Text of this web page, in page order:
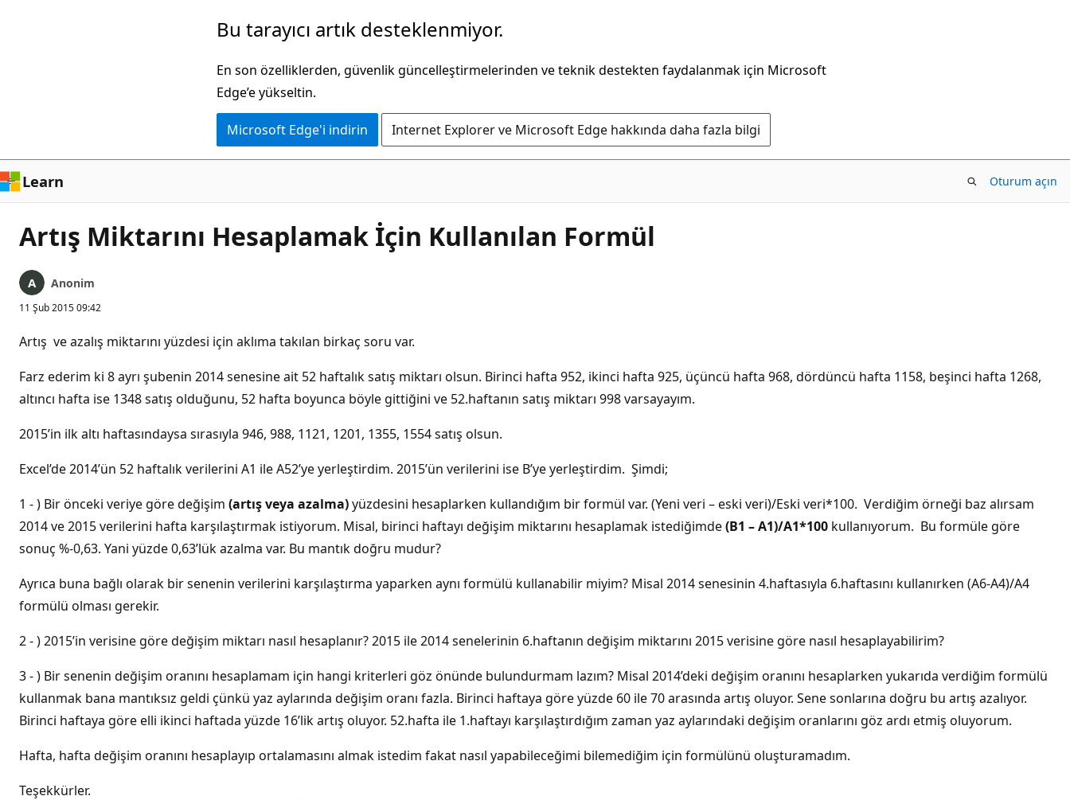
Bu tarayıcı artık desteklenmiyor.
En son özelliklerden, güvenlik güncelleştirmelerinden ve teknik destekten faydalanmak için Microsoft
Edge’e yükseltin.
Microsoft Edge'i indirin Internet Explorer ve Microsoft Edge hakkında daha fazla bilgi
Learn Oturum açın
Artış Miktarını Hesaplamak İçin Kullanılan Formül
Anonim
11 Şub 2015 09:42
Artış ve azalış miktarını yüzdesi için aklıma takılan birkaç soru var.
Farz ederim ki 8 ayrı şubenin 2014 senesine ait 52 haftalık satış miktarı olsun. Birinci hafta 952, ikinci hafta 925, üçüncü hafta 968, dördüncü hafta 1158, beşinci hafta 1268,
altıncı hafta ise 1348 satış olduğunu, 52 hafta boyunca böyle gittiğini ve 52.haftanın satış miktarı 998 varsayayım.
2015’in ilk altı haftasındaysa sırasıyla 946, 988, 1121, 1201, 1355, 1554 satış olsun.
Excel’de 2014’ün 52 haftalık verilerini A1 ile A52’ye yerleştirdim. 2015’ün verilerini ise B’ye yerleştirdim. Şimdi;
1 - ) Bir önceki veriye göre değişim (artış veya azalma)yüzdesini hesaplarken kullandığım bir formül var. (Yeni veri – eski veri)/Eski veri*100. Verdiğim örneği baz alırsam
2014 ve 2015 verilerini hafta karşılaştırmak istiyorum. Misal, birinci haftayı değişim miktarını hesaplamak istediğimde(B1 – A1)/A1*100 kullanıyorum. Bu formüle göre
sonuç %-0,63. Yani yüzde 0,63’lük azalma var. Bu mantık doğru mudur?
Ayrıca buna bağlı olarak bir senenin verilerini karşılaştırma yaparken aynı formülü kullanabilir miyim? Misal 2014 senesinin 4.haftasıyla 6.haftasını kullanırken (A6-A4)/A4
formülü olması gerekir.
2 - ) 2015’in verisine göre değişim miktarı nasıl hesaplanır? 2015 ile 2014 senelerinin 6.haftanın değişim miktarını 2015 verisine göre nasıl hesaplayabilirim?
3 - ) Bir senenin değişim oranını hesaplamam için hangi kriterleri göz önünde bulundurmam lazım? Misal 2014’deki değişim oranını hesaplarken yukarıda verdiğim formülü
kullanmak bana mantıksız geldi çünkü yaz aylarında değişim oranı fazla. Birinci haftaya göre yüzde 60 ile 70 arasında artış oluyor. Sene sonlarına doğru bu artış azalıyor.
Birinci haftaya göre elli ikinci haftada yüzde 16’lik artış oluyor. 52.hafta ile 1.haftayı karşılaştırdığım zaman yaz aylarındaki değişim oranlarını göz ardı etmiş oluyorum.
Hafta, hafta değişim oranını hesaplayıp ortalamasını almak istedim fakat nasıl yapabileceğimi bilemediğim için formülünü oluşturamadım.
Teşekkürler.